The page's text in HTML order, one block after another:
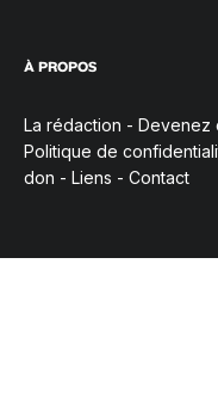
À PROPOS
La rédaction - Devenez
Politique de
don - Liens - Contact